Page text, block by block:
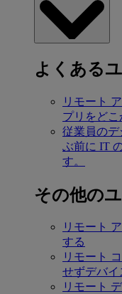
よくある
リモート
プリをどこ
従業員の
ぶ前に IT
す。
その他の
リモート
する
リモート
せずデバイ
リモート